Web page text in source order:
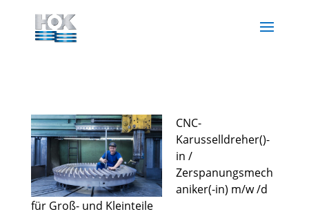
CNC-
Karusselldreher()-
in /
Zerspanungsmech
aniker(-in) m/w /d
für Groß- und Kleinteile